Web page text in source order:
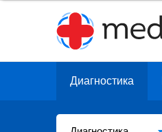
Диагностика